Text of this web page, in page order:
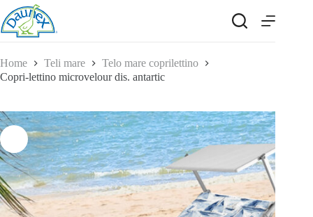
Salta
al
contenuto
Home Teli mare
Telo mare coprilettino
Copri-lettino microvelour dis. antartic